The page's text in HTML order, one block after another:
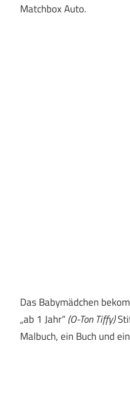
Matchbox Auto.
Das Babymädchen
„ab 1 Jahr“(O-Ton Tiffy)
Malbuch, ein Buch und